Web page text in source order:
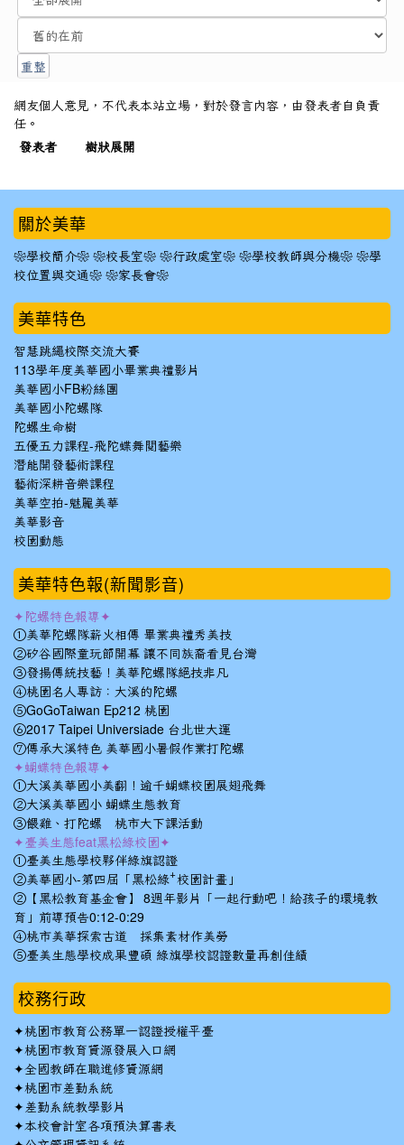
網友個人意見，不代表本站立場，對於發言內容，由發表者自負責
任。
發表者
樹狀展開
::: 關於美華
❀學校簡介❀ ❀校長室❀ ❀行政處室❀ ❀學校教師與分機❀ ❀學
校位置與交通❀ ❀家長會❀
美華特色
智慧跳繩校際交流大賽
113學年度美華國小畢業典禮影片
美華國小FB粉絲團
美華國小陀螺隊
陀螺生命樹
五優五力課程-飛陀蝶舞閱藝樂
潛能開發藝術課程
藝術深耕音樂課程
美華空拍-魅麗美華
美華影音
校園動態
美華特色報(新聞影音)
✦陀螺特色報導✦
①美華陀螺隊薪火相傳 畢業典禮秀美技
②矽谷國際童玩節開幕 讓不同族裔看見台灣
③發揚傳統技藝！美華陀螺隊絕技非凡
④桃園名人專訪：大溪的陀螺
⑤GoGoTaiwan Ep212 桃園
⑥2017 Taipei Universiade 台北世大運
⑦傳承大溪特色 美華國小暑假作業打陀螺
✦蝴蝶特色報導✦
①大溪美華國小美翻！逾千蝴蝶校園展翅飛舞
②大溪美華國小 蝴蝶生態教育
③餵雞、打陀螺 桃市大下課活動
✦臺美生態feat黑松綠校園✦
①臺美生態學校夥伴綠旗認證
②美華國小-第四屆「黑松綠⁺校園計畫」
②【黑松教育基金會】 8週年影片「一起行動吧！給孩子的環境教
育」前導預告0:12-0:29
④桃市美華探索古道 採集素材作美勞
⑤臺美生態學校成果豐碩 綠旗學校認證數量再創佳績
校務行政
✦桃園市教育公務單一認證授權平臺
✦桃園市教育資源發展入口網
✦全國教師在職進修資源網
✦桃園市差勤系統
✦ 差勤系統教學影片
✦本校會計室各項預決算書表